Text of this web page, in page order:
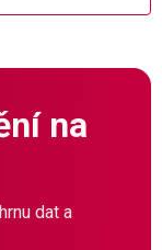
na
dat a